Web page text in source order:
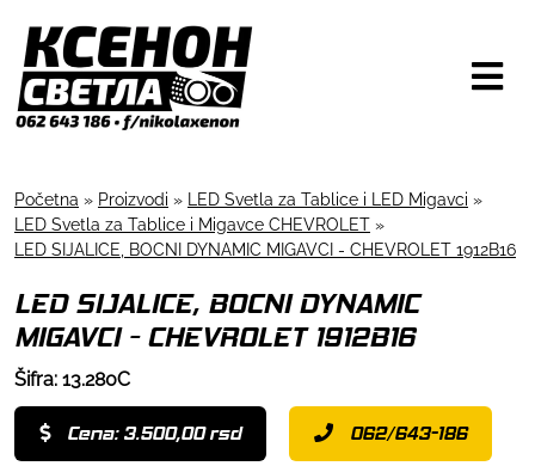
Početna » Proizvodi » LED Svetla za Tablice i LED Migavci »
LED Svetla za Tablice i Migavce CHEVROLET »
LED SIJALICE, BOCNI DYNAMIC MIGAVCI - CHEVROLET 1912B16
LED SIJALICE, BOCNI DYNAMIC
MIGAVCI - CHEVROLET 1912B16
Šifra: 13.280C
Cena: 3.500,00 rsd 062/643-186